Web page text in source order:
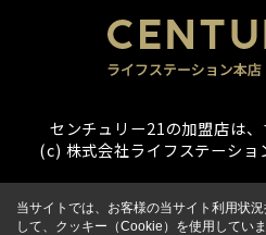
センチュリー21の加盟店は、
(c) 株式会社ライフステーシ
当サイトでは、お客様の当サイト利用状
して、クッキー（Cookie）を使用していま